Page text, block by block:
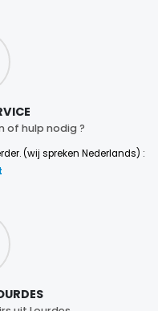
of hulp nodig ?
(wij spreken Nederlands) :